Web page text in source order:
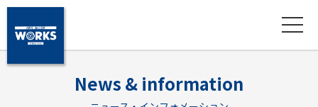
News & information